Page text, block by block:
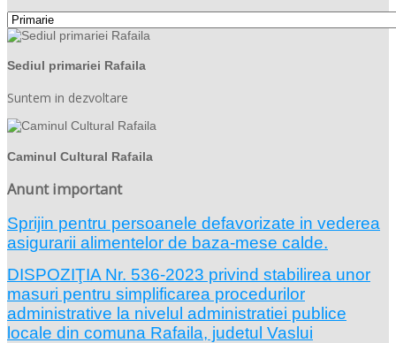
Sediul primariei Rafaila
Suntem in dezvoltare
Caminul Cultural Rafaila
Anunt important
Sprijin pentru persoanele defavorizate in vederea
asigurarii alimentelor de baza-mese calde.
DISPOZIŢIA Nr. 536-2023 privind stabilirea unor
masuri pentru simplificarea procedurilor
administrative la nivelul administratiei publice
locale din comuna Rafaila, judetul Vaslui